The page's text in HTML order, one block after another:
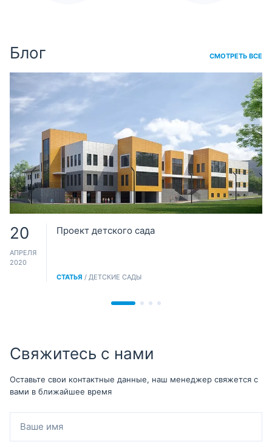
Блог СМОТРЕТЬ ВСЕ
20
АПРЕЛЯ
2020
Проект детского сада
СТАТЬЯ / ДЕТСКИЕ САДЫ
Свяжитесь с нами
Оставьте свои контактные данные, наш менеджер свяжется с
вами в ближайшее время